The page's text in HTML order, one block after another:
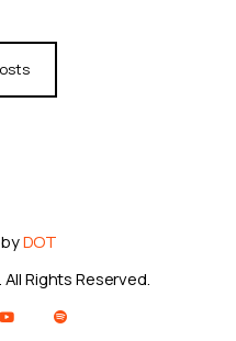
DOT
Rights Reserved.